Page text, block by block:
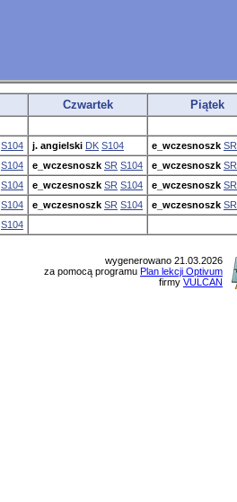
Czwartek Piątek
S104 j. angielski DK S104 e_wczesnoszk SR
S104 e_wczesnoszk SR S104 e_wczesnoszk SR
S104 e_wczesnoszk SR S104 e_wczesnoszk SR
S104 e_wczesnoszk SR S104 e_wczesnoszk SR
S104
wygenerowano 21.03.2026
za pomocą programu Plan lekcji Optivum
firmy VULCAN